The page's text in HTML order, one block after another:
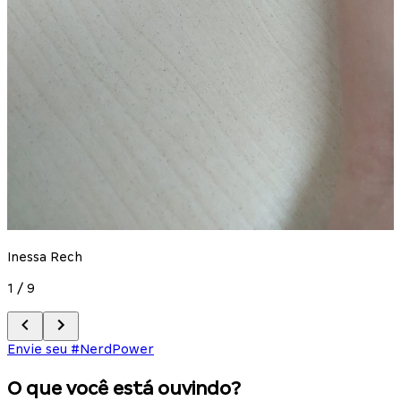
Inessa Rech
1 / 9
Envie seu #NerdPower
O que você está ouvindo?